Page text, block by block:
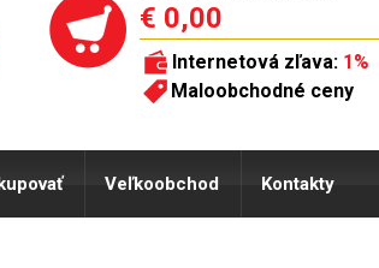
€ 0,00
Internetová zľava: 1%
Maloobchodné ceny
Veľkoobchod Kontakty